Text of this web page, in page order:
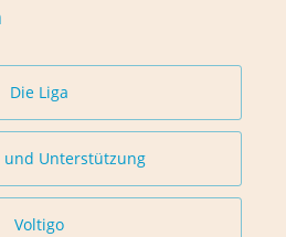
Die Liga
und Unterstützung
Voltigo